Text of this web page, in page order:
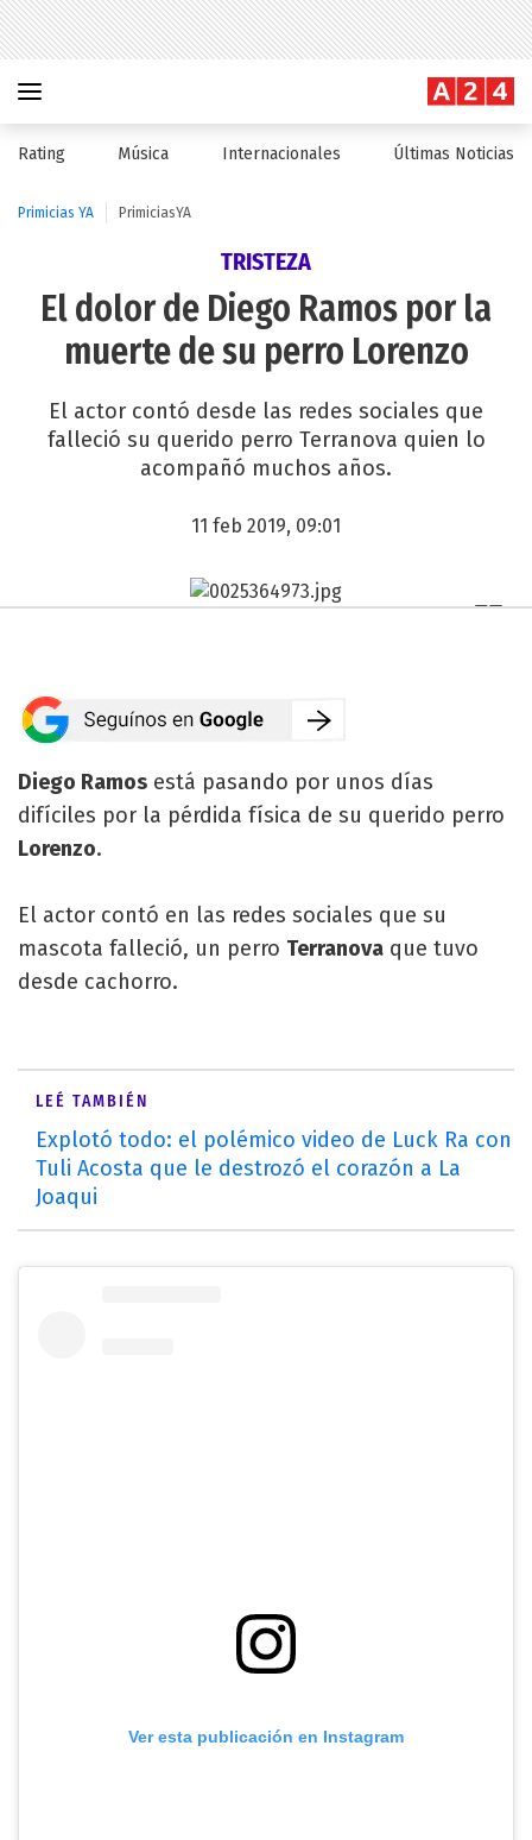
Rating Música Internacionales Últimas Noticias
Primicias YA PrimiciasYA
TRISTEZA
El dolor de Diego Ramos por la
muerte de su perro Lorenzo
El actor contó desde las redes sociales que
falleció su querido perro Terranova quien lo
acompañó muchos años.
11 feb 2019, 09:01
Diego Ramos está pasando por unos días
difíciles por la pérdida física de su querido perro
Lorenzo.
El actor contó en las redes sociales que su
mascota falleció, un perro Terranova que tuvo
desde cachorro.
LEÉ TAMBIÉN
Explotó todo: el polémico video de Luck Ra con
Tuli Acosta que le destrozó el corazón a La
Joaqui
Ver esta publicación en Instagram